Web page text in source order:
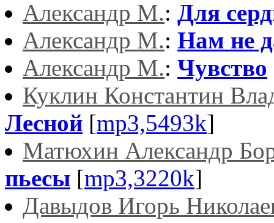
Александр М.: Для
Александр М.: Нам не
Александр М.: Чувство
Куклин Константин
Лесной [mp3,5493k]
Матюхин Александр
пьесы [mp3,3220k]
Давыдов Игорь